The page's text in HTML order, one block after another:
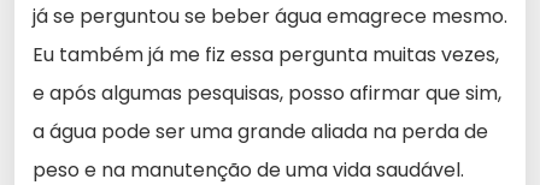
já se perguntou se beber água emagrece mesmo.
Eu também já me fiz essa pergunta muitas vezes,
e após algumas pesquisas, posso afirmar que sim,
a água pode ser uma grande aliada na perda de
peso e na manutenção de uma vida saudável.